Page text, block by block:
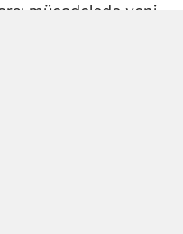
mücadelede yeni